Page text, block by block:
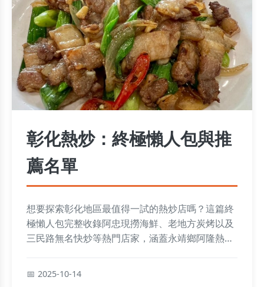
彰化熱炒：終極懶人包與推
薦名單
想要探索彰化地區最值得一試的熱炒店嗎？這篇終
極懶人包完整收錄阿忠現撈海鮮、老地方炭烤以及
三民路無名快炒等熱門店家，涵蓋永靖鄉阿隆熱
2025-10-14